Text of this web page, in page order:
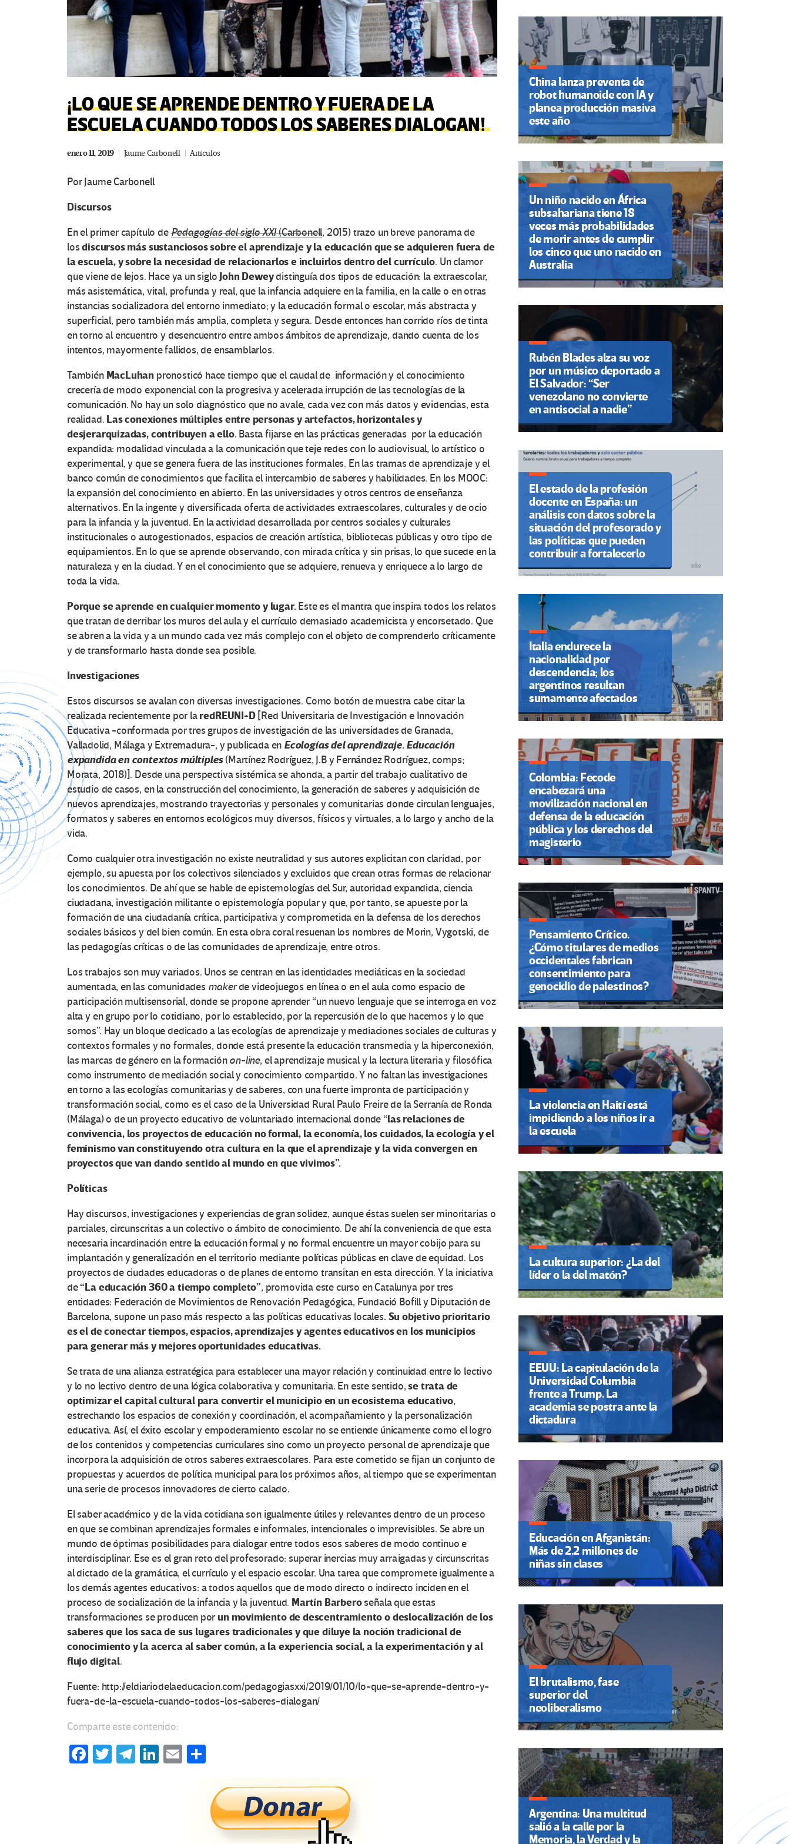
¡LO QUE SE APRENDE DENTRO Y FUERA DE LA
ESCUELA CUANDO TODOS LOS SABERES DIALOGAN!
enero 11, 2019 Jaume Carbonell Artículos
Por Jaume Carbonell
Discursos
En el primer capítulo dePedagogías del siglo XXI(Carbonell, 2015) trazo un breve panorama de
losdiscursos más sustanciosos sobre el aprendizaje y la educación que se adquieren fuera de
la escuela, y sobre la necesidad de relacionarlos e incluirlos dentro del currículo. Un clamor
que viene de lejos. Hace ya un sigloJohn Deweydistinguía dos tipos de educación: la extraescolar,
más asistemática, vital, profunda y real, que la infancia adquiere en la familia, en la calle o en otras
instancias socializadora del entorno inmediato; y la educación formal o escolar, más abstracta y
superficial, pero también más amplia, completa y segura. Desde entonces han corrido ríos de tinta
en torno al encuentro y desencuentro entre ambos ámbitos de aprendizaje, dando cuenta de los
intentos, mayormente fallidos, de ensamblarlos.
También MacLuhan pronosticó hace tiempo que el caudal de información y el conocimiento
crecería de modo exponencial con la progresiva y acelerada irrupción de las tecnologías de la
comunicación. No hay un solo diagnóstico que no avale, cada vez con más datos y evidencias, esta
realidad. Las conexiones múltiples entre personas y artefactos, horizontales y
desjerarquizadas, contribuyen a ello. Basta fijarse en las prácticas generadas por la educación
expandida: modalidad vinculada a la comunicación que teje redes con lo audiovisual, lo artístico o
experimental, y que se genera fuera de las instituciones formales. En las tramas de aprendizaje y el
banco común de conocimientos que facilita el intercambio de saberes y habilidades. En los MOOC:
la expansión del conocimiento en abierto. En las universidades y otros centros de enseñanza
alternativos. En la ingente y diversificada oferta de actividades extraescolares, culturales y de ocio
para la infancia y la juventud. En la actividad desarrollada por centros sociales y culturales
institucionales o autogestionados, espacios de creación artística, bibliotecas públicas y otro tipo de
equipamientos. En lo que se aprende observando, con mirada crítica y sin prisas, lo que sucede en la
naturaleza y en la ciudad. Y en el conocimiento que se adquiere, renueva y enriquece a lo largo de
toda la vida.
Porque se aprende en cualquier momento y lugar. Este es el mantra que inspira todos los relatos
que tratan de derribar los muros del aula y el currículo demasiado academicista y encorsetado. Que
se abren a la vida y a un mundo cada vez más complejo con el objeto de comprenderlo críticamente
y de transformarlo hasta donde sea posible.
Investigaciones
Estos discursos se avalan con diversas investigaciones. Como botón de muestra cabe citar la
realizada recientemente por laredREUNI+D[Red Universitaria de Investigación e Innovación
Educativa -conformada por tres grupos de investigación de las universidades de Granada,
Valladolid, Málaga y Extremadura-, y publicada en Ecologías del aprendizaje. Educación
expandida en contextos múltiples(Martínez Rodríguez, J.B y Fernández Rodríguez, comps;
Morata, 2018)]. Desde una perspectiva sistémica se ahonda, a partir del trabajo cualitativo de
estudio de casos, en la construcción del conocimiento, la generación de saberes y adquisición de
nuevos aprendizajes, mostrando trayectorias y personales y comunitarias donde circulan lenguajes,
formatos y saberes en entornos ecológicos muy diversos, físicos y virtuales, a lo largo y ancho de la
vida.
Como cualquier otra investigación no existe neutralidad y sus autores explicitan con claridad, por
ejemplo, su apuesta por los colectivos silenciados y excluidos que crean otras formas de relacionar
los conocimientos. De ahí que se hable de epistemologías del Sur, autoridad expandida, ciencia
ciudadana, investigación militante o epistemología popular y que, por tanto, se apueste por la
formación de una ciudadanía crítica, participativa y comprometida en la defensa de los derechos
sociales básicos y del bien común. En esta obra coral resuenan los nombres de Morin, Vygotski, de
las pedagogías críticas o de las comunidades de aprendizaje, entre otros.
Los trabajos son muy variados. Unos se centran en las identidades mediáticas en la sociedad
aumentada, en las comunidades makerde videojuegos en línea o en el aula como espacio de
participación multisensorial, donde se propone aprender “un nuevo lenguaje que se interroga en voz
alta y en grupo por lo cotidiano, por lo establecido, por la repercusión de lo que hacemos y lo que
somos”. Hay un bloque dedicado a las ecologías de aprendizaje y mediaciones sociales de culturas y
contextos formales y no formales, donde está presente la educación transmedia y la hiperconexión,
las marcas de género en la formaciónon-line, el aprendizaje musical y la lectura literaria y filosófica
como instrumento de mediación social y conocimiento compartido. Y no faltan las investigaciones
en torno a las ecologías comunitarias y de saberes, con una fuerte impronta de participación y
transformación social, como es el caso de la Universidad Rural Paulo Freire de la Serranía de Ronda
(Málaga) o de un proyecto educativo de voluntariado internacional donde “las relaciones de
convivencia, los proyectos de educación no formal, la economía, los cuidados, la ecología y el
feminismo van constituyendo otra cultura en la que el aprendizaje y la vida convergen en
proyectos que van dando sentido al mundo en que vivimos”.
Políticas
Hay discursos, investigaciones y experiencias de gran solidez, aunque éstas suelen ser minoritarias o
parciales, circunscritas a un colectivo o ámbito de conocimiento. De ahí la conveniencia de que esta
necesaria incardinación entre la educación formal y no formal encuentre un mayor cobijo para su
implantación y generalización en el territorio mediante políticas públicas en clave de equidad. Los
proyectos de ciudades educadoras o de planes de entorno transitan en esta dirección. Y la iniciativa
de“La educación 360 a tiempo completo”, promovida este curso en Catalunya por tres
entidades: Federación de Movimientos de Renovación Pedagógica, Fundació Bofill y Diputación de
Barcelona, supone un paso más respecto a las políticas educativas locales. Su objetivo prioritario
es el de conectar tiempos, espacios, aprendizajes y agentes educativos en los municipios
para generar más y mejores oportunidades educativas.
Se trata de una alianza estratégica para establecer una mayor relación y continuidad entre lo lectivo
y lo no lectivo dentro de una lógica colaborativa y comunitaria. En este sentido,se trata de
optimizar el capital cultural para convertir el municipio en un ecosistema educativo,
estrechando los espacios de conexión y coordinación, el acompañamiento y la personalización
educativa. Así, el éxito escolar y empoderamiento escolar no se entiende únicamente como el logro
de los contenidos y competencias curriculares sino como un proyecto personal de aprendizaje que
incorpora la adquisición de otros saberes extraescolares. Para este cometido se fijan un conjunto de
propuestas y acuerdos de política municipal para los próximos años, al tiempo que se experimentan
una serie de procesos innovadores de cierto calado.
El saber académico y de la vida cotidiana son igualmente útiles y relevantes dentro de un proceso
en que se combinan aprendizajes formales e informales, intencionales o imprevisibles. Se abre un
mundo de óptimas posibilidades para dialogar entre todos esos saberes de modo continuo e
interdisciplinar. Ese es el gran reto del profesorado: superar inercias muy arraigadas y circunscritas
al dictado de la gramática, el currículo y el espacio escolar. Una tarea que compromete igualmente a
los demás agentes educativos: a todos aquellos que de modo directo o indirecto inciden en el
proceso de socialización de la infancia y la juventud. Martín Barberoseñala que estas
transformaciones se producen por un movimiento de descentramiento o deslocalización de los
saberes que los saca de sus lugares tradicionales y que diluye la noción tradicional de
conocimiento y la acerca al saber común, a la experiencia social, a la experimentación y al
flujo digital.
Fuente: http://eldiariodelaeducacion.com/pedagogiasxxi/2019/01/10/lo-que-se-aprende-dentro-y-
fuera-de-la-escuela-cuando-todos-los-saberes-dialogan/
Comparte este contenido:
Fa T
Te Li
E
m
p
ar
China lanza preventa de
robot humanoide con IA y
planea producción masiva
este año
Un niño nacido en África
subsahariana tiene 18
veces más probabilidades
de morir antes de cumplir
los cinco que uno nacido en
Australia
Rubén Blades alza su voz
por un músico deportado a
El Salvador: “Ser
venezolano no convierte
en antisocial a nadie”
El estado de la profesión
docente en España: un
análisis con datos sobre la
situación del profesorado y
las políticas que pueden
contribuir a fortalecerlo
Italia endurece la
nacionalidad por
descendencia; los
argentinos resultan
sumamente afectados
Colombia: Fecode
encabezará una
movilización nacional en
defensa de la educación
pública y los derechos del
magisterio
Pensamiento Crítico.
¿Cómo titulares de medios
occidentales fabrican
consentimiento para
genocidio de palestinos?
La violencia en Haití está
impidiendo a los niños ir a
la escuela
La cultura superior: ¿La del
líder o la del matón?
EEUU: La capitulación de la
Universidad Columbia
frente a Trump. La
academia se postra ante la
dictadura
Educación en Afganistán:
Más de 2.2 millones de
niñas sin clases
El brutalismo, fase
superior del
neoliberalismo
Argentina: Una multitud
salió a la calle por la
Memoria, la Verdad y la